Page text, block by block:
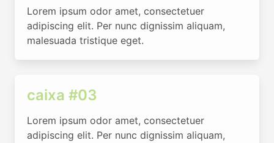
Lorem ipsum odor amet, consectetuer
adipiscing elit. Per nunc dignissim aliquam,
malesuada tristique eget.
caixa #03
Lorem ipsum odor amet, consectetuer
adipiscing elit. Per nunc dignissim aliquam,